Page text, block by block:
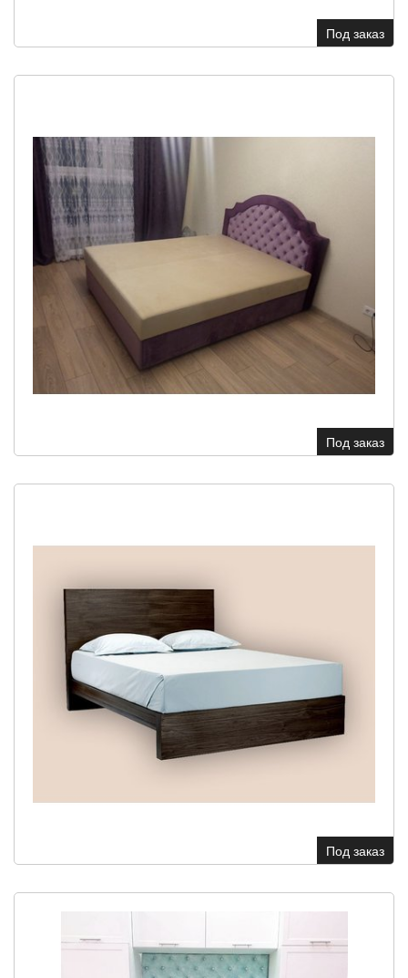
Под заказ
Под заказ
Под заказ